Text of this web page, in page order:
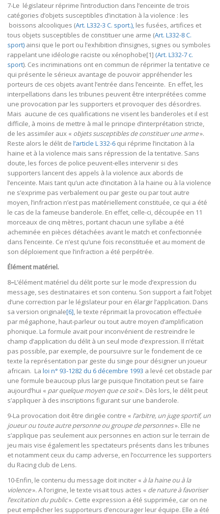
7-Le législateur réprime l’introduction dans l’enceinte de trois
catégories d’objets susceptibles d’incitation à la violence : les
boissons alcooliques (Art. L332-3 C. sport.), les fusées, artifices et
tous objets susceptibles de constituer une arme (Art. L332-8 C.
sport) ainsi que le port ou l’exhibition d’insignes, signes ou symboles
rappelant une idéologie raciste ou xénophobe[1] (Art. L332-7 c.
sport). Ces incriminations ont en commun de réprimer la tentative ce
qui présente le sérieux avantage de pouvoir appréhender les
porteurs de ces objets avant l’entrée dans l’enceinte. En effet, les
interpellations dans les tribunes peuvent être interprétées comme
une provocation par les supporters et provoquer des désordres.
Mais aucune de ces qualifications ne visent les banderoles et il est
difficile, à moins de mettre à mal le principe d’interprétation stricte,
de les assimiler aux « objets susceptibles de constituer une arme».
Reste alors le délit de l’article L 332-6 qui réprime l’incitation à la
haine et à la violence mais sans répression de la tentative. Sans
doute, les forces de police peuvent-elles intervenir si des
supporters lancent des appels à la violence aux abords de
l’enceinte. Mais tant qu’un acte d’incitation à la haine ou à la violence
ne s’exprime pas verbalement ou par geste ou par tout autre
moyen, l’infraction n’est pas matériellement constituée, ce qui a été
le cas de la fameuse banderole. En effet, celle-ci, découpée en 11
morceaux de cinq mètres, portant chacun une syllabe a été
acheminée en pièces détachées avant le match et confectionnée
dans l’enceinte. Ce n’est qu’une fois reconstituée et au moment de
son déploiement que l’infraction a été perpétrée.
Élément matériel.
8–L’élément matériel du délit porte sur le mode d’expression du
message, ses destinataires et son contenu. Son support a fait l’objet
d’une correction par le législateur pour en élargir l’application. Dans
sa version originale[6], le texte réprimait la provocation effectuée
par mégaphone, haut-parleur ou tout autre moyen d’amplification
phonique. La formule avait pour inconvénient de restreindre le
champ d’application du délit à un seul mode d’expression. Il n’était
pas possible, par exemple, de poursuivre sur le fondement de ce
texte la représentation par geste du singe pour désigner un joueur
africain. La loi n° 93-1282 du 6 décembre 1993 a levé cet obstacle par
une formule beaucoup plus large puisque l’incitation peut se faire
aujourd’hui « par quelque moyen que ce soit». Dès lors, le délit peut
s’appliquer à des inscriptions figurant sur une banderole.
9-La provocation doit être dirigée contre « l’arbitre, un juge sportif, un
joueur ou toute autre personne ou groupe de personnes». Elle ne
s’applique pas seulement aux personnes en action sur le terrain de
jeu mais vise également les spectateurs présents dans les tribunes
et notamment ceux du camp adverse, en l’occurrence les supporters
du Racing club de Lens.
10-Enfin, le contenu du message doit inciter « à la haine ou à la
violence». A l’origine, le texte visait tous actes « de nature à favoriser
l’excitation du public». Cette expression a été supprimée, car on ne
peut empêcher les supporteurs d’encourager leur équipe. Elle a été